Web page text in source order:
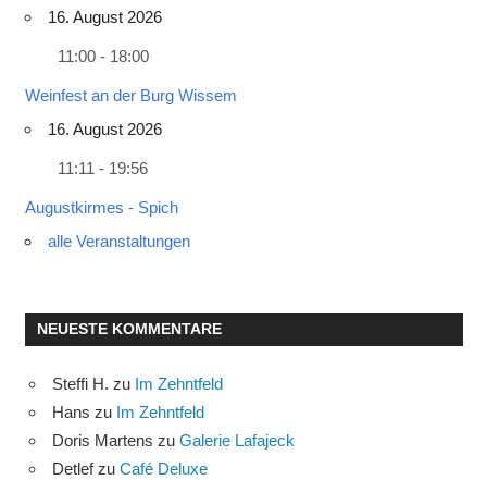
16. August 2026
11:00 - 18:00
Weinfest an der Burg Wissem
16. August 2026
11:11 - 19:56
Augustkirmes - Spich
alle Veranstaltungen
NEUESTE KOMMENTARE
Steffi H. zu Im Zehntfeld
Hans zu Im Zehntfeld
Doris Martens zu Galerie Lafajeck
Detlefzu Café Deluxe